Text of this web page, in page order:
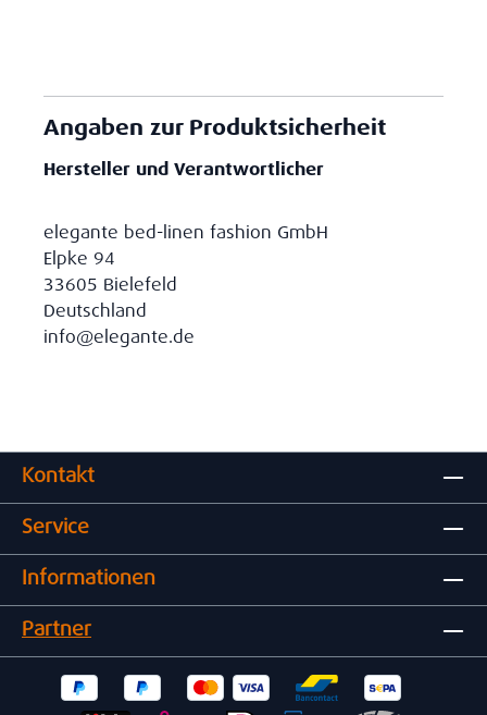
Angaben zur Produktsicherheit
Hersteller und Verantwortlicher
elegante bed-linen fashion GmbH
Elpke 94
33605 Bielefeld
Deutschland
info@elegante.de
Kontakt
Service
Informationen
Partner